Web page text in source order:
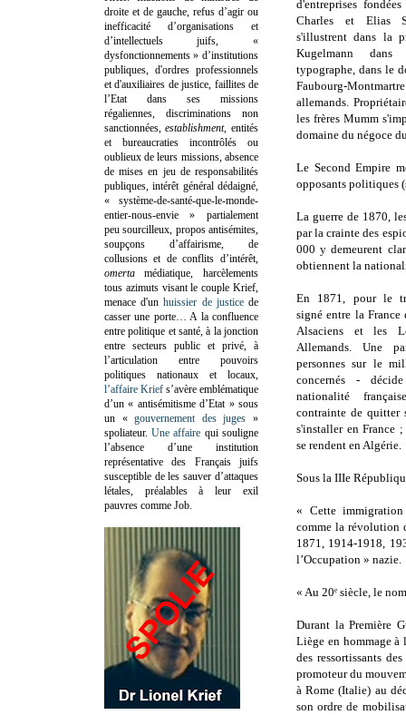
d'entreprises
Charles et Elias
s'illustrent dans la
Kugelmann dans
typographe, dans le
Faubourg-
allemands.
les frères Mumm
domaine du négoce
Le Second Empire
opposants politiques
La guerre de 1870,
par la crainte des
000 y demeurent
obtiennent la
En 1871, pour le
signé entre la
Alsaciens et les
Allemands. Une
personnes sur le
concernés -
nationalité
contrainte de quitter
s'installer en France
se rendent en Algérie.
Sous la IIIe
« Cette immigration
comme la révolution
1871, 1914-1918,
l’Occupation » nazie.
« Au 20ᵉ siècle, le
Durant la Première
Liège en hommage
des ressortissants
promoteur du
à Rome (Italie) au
son ordre de
droite et de gauche, refus d’agir ou
inefficacité d’organisations et
d’intellectuels juifs, «
dysfonctionnements » d’institutions
publiques, d'ordres professionnels
et d'auxiliaires de justice, faillites de
l’Etat dans ses missions
régaliennes, discriminations non
sanctionnées,establishment, entités
et bureaucraties incontrôlés ou
oublieux de leurs missions, absence
de mises en jeu de responsabilités
publiques, intérêt général dédaigné,
« système-de-santé-que-le-monde-
entier-nous-envie » partialement
peu sourcilleux, propos antisémites,
soupçons d’affairisme, de
collusions et de conflits d’intérêt,
omertamédiatique, harcèlements
tous azimuts visant le couple Krief,
menace d'unhuissier de justicede
casser une porte… A la confluence
entre politique et santé, à la jonction
entre secteurs public et privé, à
l’articulation entre pouvoirs
politiques nationaux et locaux,
l’affaire Krief s’avère emblématique
d’un « antisémitisme d’Etat » sous
un «gouvernement des juges »
spoliateur.Une affaire qui souligne
l’absence d’une institution
représentative des Français juifs
susceptible de les sauver d’attaques
létales, préalables à leur exil
pauvres comme Job.